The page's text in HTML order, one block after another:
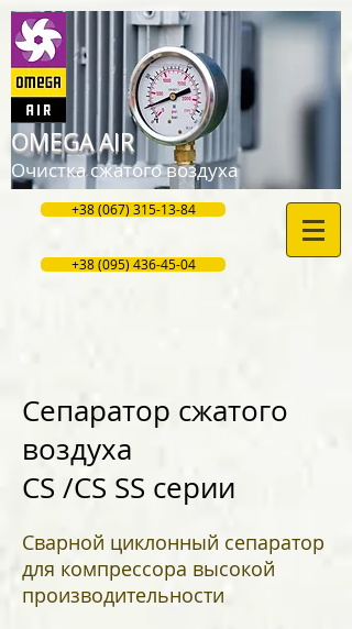
OMEGA AIR
Очистка сжатого воздуха
+38 (067) 315-13-84
+38 (095) 436-45-04
Сепаратор сжатого
воздуха
СS /CS SS серии
Сварной циклонный сепаратор
для компрессора высокой
производительности